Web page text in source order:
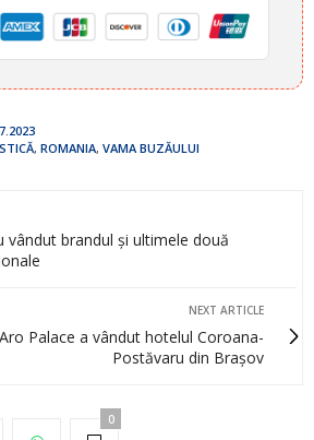
, ROMANIA, VAMA BUZĂULUI
vândut brandul și ultimele două
NEXT ARTICLE
Palace a vândut hotelul Coroana-
Postăvaru din Brașov
0